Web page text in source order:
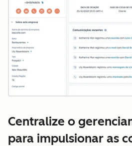
Centralize o
para impulsionar as